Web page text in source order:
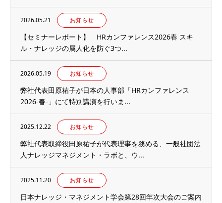
2026.05.21 お知らせ
【セミナーレポート】 HRカンファレンス2026春 スキ
ル・ナレッジの属人化を防ぐ3つ...
2026.05.19 お知らせ
弊社代表田原祐子が日本の人事部「HRカンファレンス
2026-春-」にて特別講演を行いま...
2025.12.22 お知らせ
弊社代表取締役田原祐子が代表理事を務める、一般社団法
人ナレッジマネジメント・ラボと、ウ...
2025.11.20 お知らせ
日本ナレッジ・マネジメント学会第28回年次大会のご案内